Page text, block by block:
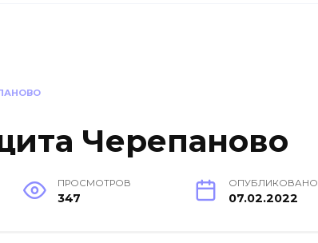
Черепаново
ПРОСМОТРОВ
347
ОПУБЛИКОВАНО
07.02.2022